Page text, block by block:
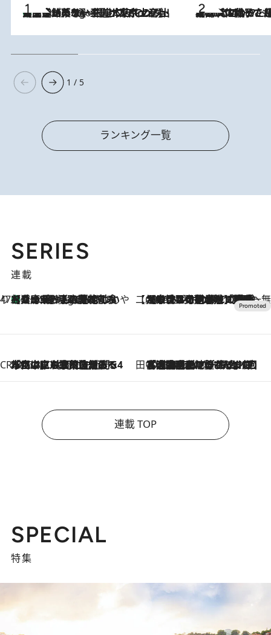
5 Hours Ago
【間違いのない王道・東京土産】資生堂パーラー 銀座本店でのみ出会える銘菓5選《極上プディング・濃厚チーズケーキ・ボンボンショコラほか》 2026.8.5
【阿川佐和子さんの年とる力】なぜ70代で始めた趣味は“こんなに楽しい”のか？ ピアノ、俳句…スランプに陥っても続けられる“ある秘訣”とは
1 / 5
ランキング一覧
SERIES
連載
47都道府県の手みやげ ひんやりスイーツで夏を満喫
5 Hours Ago
【兵庫県】この夏絶対食べたい 冷やしておいしいおやつ3選 淡路島の恵みをジェラートに集約 【CREA×星野リゾート】唯一無二。癒しと発見が待つ場所へ
2026.8.7
【トンボの足水浴】ヒノキの香りに包まれて涼感マックス！約13℃の湧水かけ流しを避暑地「星野温泉 トンボの湯」で体験
CREA'S CHOICE
2026.8.7
「立川にも歌舞伎があるんだよ」 片岡仁左衛門・市川中車ら豪華座組みで4年目の立川立飛歌舞伎へ 田中稲の勝手に再ブーム
2026.8.7
「湘南乃風に憧れて」観客大盛上がりの“タオル回し”に、ラッパー顔負けの高速歌唱まで…さだまさし（74）のアグレッシブすぎる現在地
連載 TOP
SPECIAL
特集